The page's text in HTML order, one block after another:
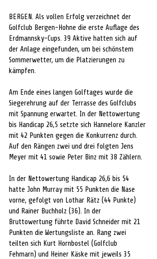
BERGEN. Als vollen Erfolg verzeichnet der
Golfclub Bergen-Hohne die erste Auflage des
Erdmannsky-Cups. 39 Aktive hatten sich auf
der Anlage eingefunden, um bei schönstem
Sommerwetter, um die Platzierungen zu
kämpfen.
Am Ende eines langen Golftages wurde die
Siegerehrung auf der Terrasse des Golfclubs
mit Spannung erwartet. In der Nettowertung
bis Handicap 26,5 setzte sich Hannelore Kanzler
mit 42 Punkten gegen die Konkurrenz durch.
Auf den Rängen zwei und drei folgten Jens
Meyer mit 41 sowie Peter Binz mit 38 Zählern.
In der Nettowertung Handicap 26,6 bis 54
hatte John Murray mit 55 Punkten die Nase
vorne, gefolgt von Lothar Rätz (44 Punkte)
und Rainer Buchholz (36). In der
Bruttowertung führte David Schneider mit 21
Punkten die Wertungsliste an. Rang zwei
teilten sich Kurt Hornbostel (Golfclub
Fehmarn) und Heiner Käske mit jeweils 35